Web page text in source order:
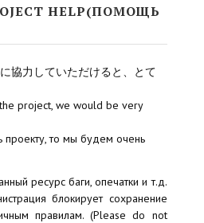
Remaster Fan Edition
Edition
Edition
Fan Edition
Tales Remaster Fan Edition
Remaster Fan Edition
Ships Remaster Fan Edition
HELP(ПОМОЩЬ
協力していただけると、とて
project, we would be very
проекту, то мы будем очень
ресурс баги, опечатки и т.д.
блокирует сохранение
правилам. (Please do not